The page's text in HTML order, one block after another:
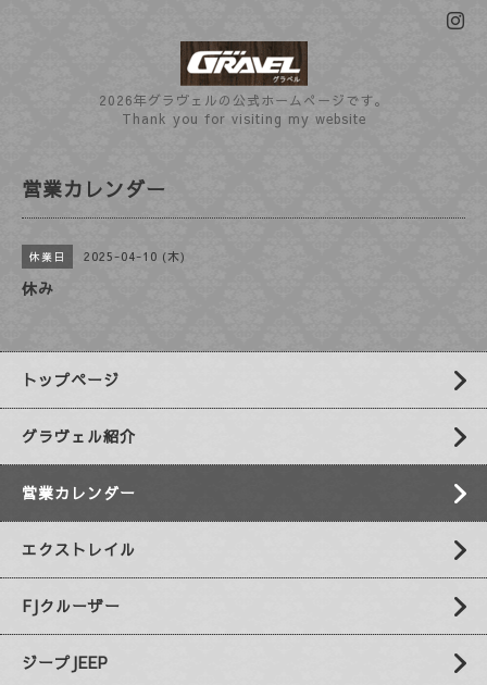
2026年グラヴェルの公式ホームぺージです。
Thank you for visiting my website
営業カレンダー
休業日 2025-04-10 (木)
休み
トップページ
グラヴェル紹介
営業カレンダー
エクストレイル
FJクルーザー
ジープJEEP